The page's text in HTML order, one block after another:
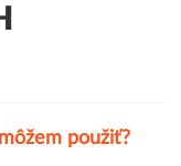
použiť?